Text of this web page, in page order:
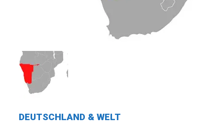
DEUTSCHLAND & WELT